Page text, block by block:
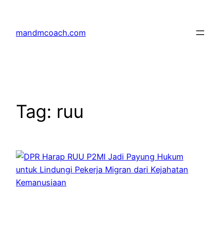
content
mandmcoach.com
Tag: ruu